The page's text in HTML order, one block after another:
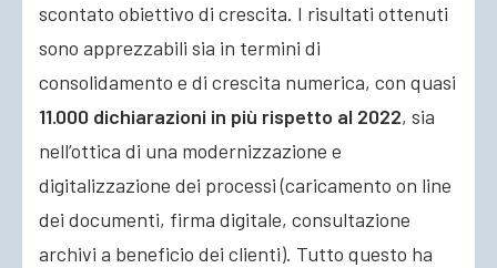
scontato obiettivo di crescita. I risultati ottenuti
sono apprezzabili sia in termini di
consolidamento e di crescita numerica, con quasi
11.000 dichiarazioni in più rispetto al 2022, sia
nell’ottica di una modernizzazione e
digitalizzazione dei processi (caricamento on line
dei documenti, firma digitale, consultazione
archivi a beneficio dei clienti). Tutto questo ha